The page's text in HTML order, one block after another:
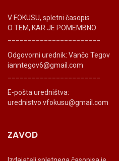
V FOKUSU, spletni časopis
O TEM, KAR JE POMEMBNO
Odgovorni urednik: Vančo Tegov
ianntegov6@gmail.com
E-pošta uredništva:
urednistvo.vfokusu@gmail.com
ZAVOD